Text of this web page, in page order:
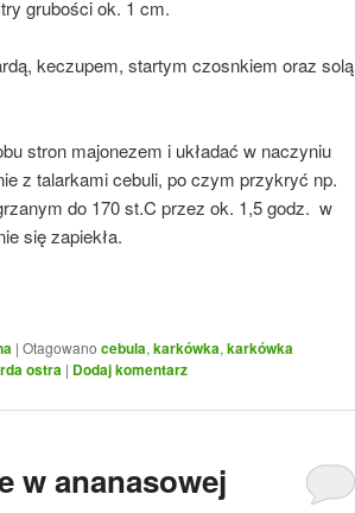
grubości ok. 1 cm.
keczupem, startym czosnkiem oraz solą
stron majonezem i układać w naczyniu
z talarkami cebuli, po czym przykryć np.
do 170 st.C przez ok. 1,5 godz. w
się zapiekła.
| Otagowano cebula, karkówka, karkówka
ostra | Dodaj komentarz
w ananasowej